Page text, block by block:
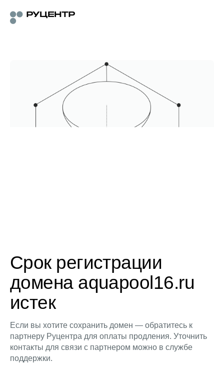
Срок регистрации
домена aquapool16.ru
истек
Если вы хотите сохранить домен — обратитесь к
партнеру Руцентра для оплаты продления. Уточнить
контакты для связи с партнером можно в службе
поддержки.